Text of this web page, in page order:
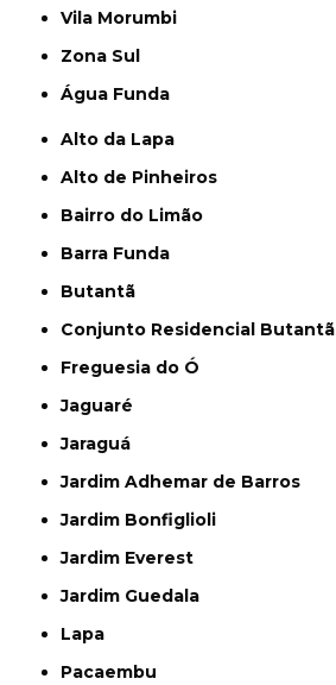
Vila Morumbi
Zona Sul
Água Funda
Alto da Lapa
Alto de Pinheiros
Bairro do Limão
Barra Funda
Butantã
Conjunto Residencial Butantã
Freguesia do Ó
Jaguaré
Jaraguá
Jardim Adhemar de Barros
Jardim Bonfiglioli
Jardim Everest
Jardim Guedala
Lapa
Pacaembu